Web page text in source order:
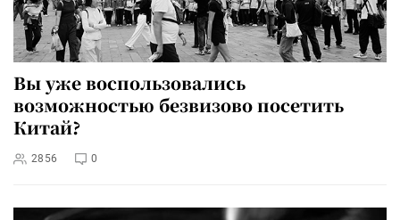
Вы уже воспользовались
возможностью безвизово посетить
Китай?
2856 0